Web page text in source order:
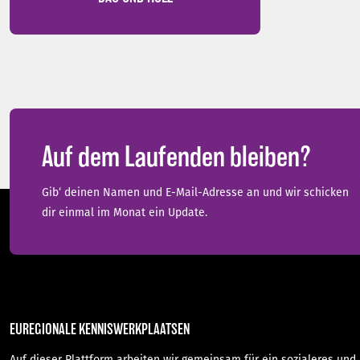
Auf dem Laufenden bleiben?
Gib‘ deinen Namen und E-Mail-Adresse an und wir schicken
dir einmal im Monat ein Update.
EUREGIONALE KENNISWERKPLAATSEN